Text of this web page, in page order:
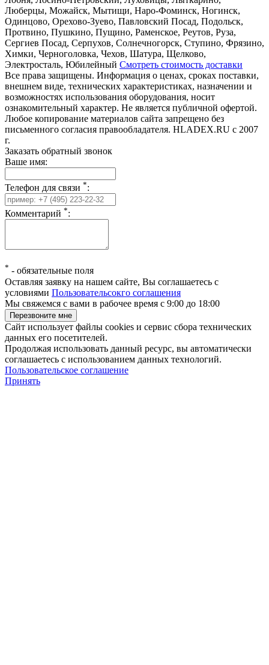
Люберцы, Можайск, Мытищи, Наро-Фоминск, Ногинск,
Одинцово, Орехово-Зуево, Павловский Посад, Подольск,
Протвино, Пушкино, Пущино, Раменское, Реутов, Руза,
Сергиев Посад, Серпухов, Солнечногорск, Ступино, Фрязино,
Химки, Черноголовка, Чехов, Шатура, Щелково,
Электросталь, Юбилейный Смотреть стоимость доставки
Все права защищены. Информация о ценах, сроках поставки,
внешнем виде, технических характеристиках, назначении и
возможностях использования оборудования, носит
ознакомительный характер. Не является публичной офертой.
Любое копирование материалов сайта запрещено без
письменного согласия правообладателя. HLADEX.RU c 2007
г.
Заказать обратный звонок
Ваше имя:
Телефон для связи *:
Комментарий *:
* - обязательные поля
Оставляя заявку на нашем сайте, Вы соглашаетесь с
условиями Пользовательсокго соглашения
Мы свяжемся с вами в рабочее время с 9:00 до 18:00
Сайт использует файлы cookies и сервис сбора технических
данных его посетителей.
Продолжая использовать данный ресурс, вы автоматически
соглашаетесь с использованием данных технологий.
Пользовательское соглашение
Принять